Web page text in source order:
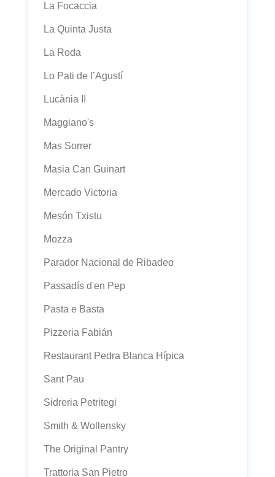
La Focaccia
La Quinta Justa
La Roda
Lo Pati de l’Agustí
Lucània II
Maggiano's
Mas Sorrer
Masia Can Guinart
Mercado Victoria
Mesón Txistu
Mozza
Parador Nacional de Ribadeo
Passadís d'en Pep
Pasta e Basta
Pizzeria Fabián
Restaurant Pedra Blanca Hípica
Sant Pau
Sidreria Petritegi
Smith & Wollensky
The Original Pantry
Trattoria San Pietro